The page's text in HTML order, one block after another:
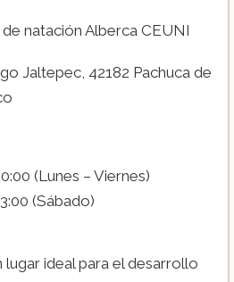
de natación Alberca CEUNI
Jaltepec, 42182 Pachuca de
(Lunes – Viernes)
(Sábado)
lugar ideal para el desarrollo